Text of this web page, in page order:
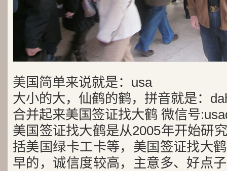
美国简单来说就是：usa
大小的大，仙鹤的鹤，拼音就是：
合并起来美国签证找大鹤 微信号
美国签证找大鹤是从2005年开始研
括美国绿卡工卡等，美国签证找大
早的，诚信度较高，主意多、好点